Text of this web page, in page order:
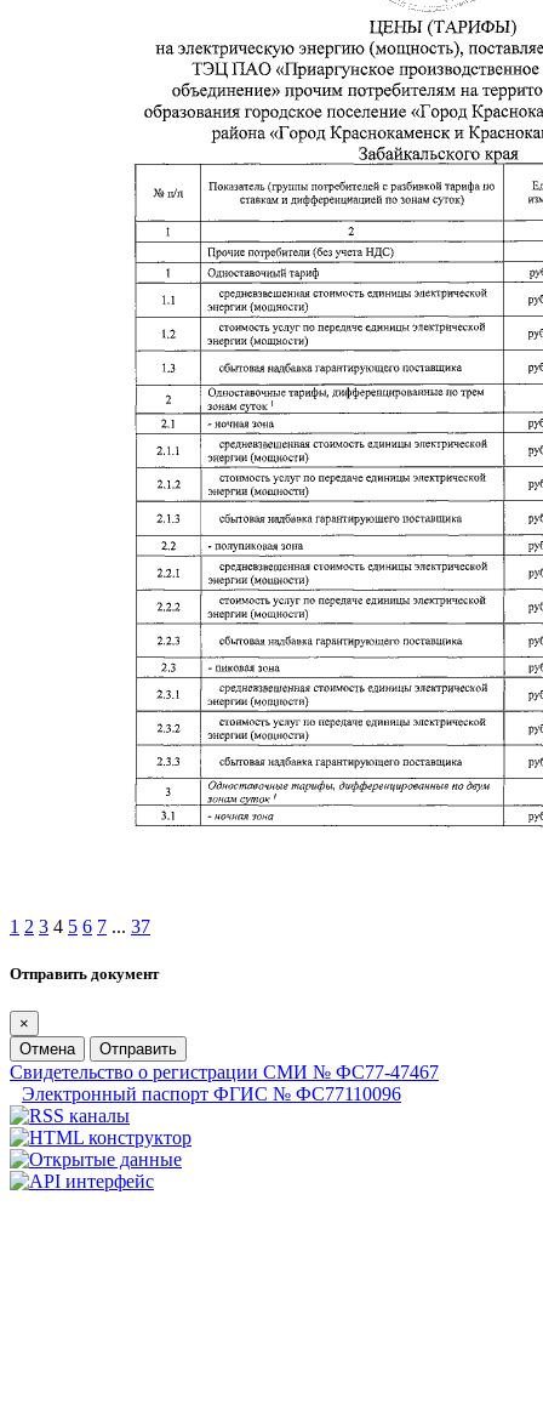
1 2 3 4 5 6 7 ... 37
Отправить документ
×
Отмена
Отправить
Свидетельство о регистрации СМИ № ФС77-47467
Электронный паспорт ФГИС № ФС77110096